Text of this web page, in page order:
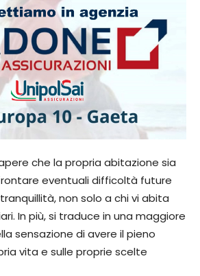
che la propria abitazione sia
eventuali difficoltà future
non solo a chi vi abita
In più, si traduce in una maggiore
sensazione di avere il pieno
vita e sulle proprie scelte